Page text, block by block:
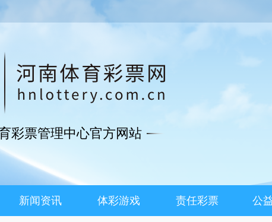
彩票管理中心官方网站
新闻资讯 体彩游戏 责任彩票 公